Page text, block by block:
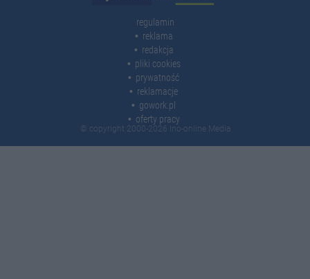
regulamin
reklama
redakcja
pliki cookies
prywatność
reklamacje
gowork.pl
oferty pracy
© copyright 2000-2026 Ino-online Media